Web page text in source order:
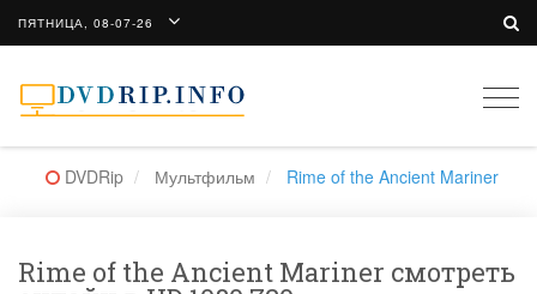
ПЯТНИЦА, 08-07-26
DVDRip Мультфильм Rime of the Ancient Mariner
Rime of the Ancient Mariner смотреть